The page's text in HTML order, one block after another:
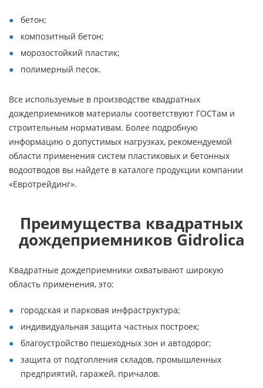
бетон;
композитный бетон;
морозостойкий пластик;
полимерный песок.
Все используемые в производстве квадратных
дождеприемников материалы соответствуют ГОСТам и
строительным нормативам. Более подробную
информацию о допустимых нагрузках, рекомендуемой
области применения систем пластиковых и бетонных
водоотводов вы найдете в каталоге продукции компании
«Евротрейдинг».
Преимущества квадратных
дождеприемников Gidrolica
Квадратные дождеприемники охватывают широкую
область применения, это:
городская и парковая инфраструктура;
индивидуальная защита частных построек;
благоустройство пешеходных зон и автодорог;
защита от подтопления складов, промышленных
предприятий, гаражей, причалов.